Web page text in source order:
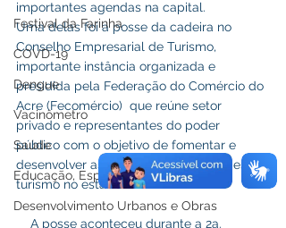
Festival da Farinha
COVD-19
Dengue
Vacinômetro
Saúde
Educação, Esporte e Lazer
Desenvolvimento Urbanos e Obras
importantes agendas na capital.
Uma delas foi a posse da cadeira no
Conselho Empresarial de Turismo,
importante instância organizada e
presidida pela Federação do Comércio do
Acre (Fecomércio)  que reúne setor
privado e representantes do poder
público com o objetivo de fomentar e
desenvolver as diferentes modalidades de
turismo no estado.